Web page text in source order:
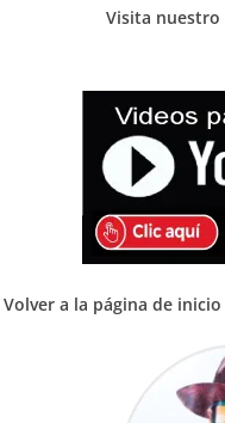
Visita nuestro
Volver a la página de